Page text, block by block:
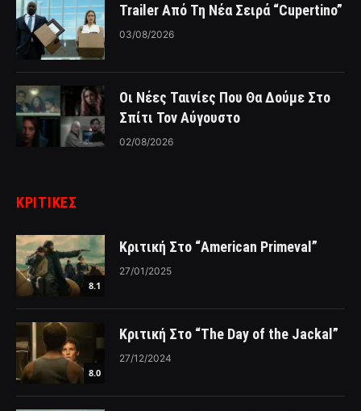
Trailer Από Τη Νέα Σειρά “Cupertino”
03/08/2026
Οι Νέες Ταινίες Που Θα Δούμε Στο
Σπίτι Τον Αύγουστο
02/08/2026
ΚΡΙΤΙΚΈΣ
8.1
Κριτική Στο “American Primeval”
27/01/2025
8.0
Κριτική Στο “The Day of the Jackal”
27/12/2024